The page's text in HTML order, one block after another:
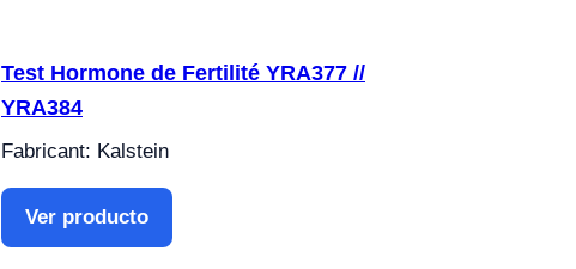
Test Hormone de Fertilité YRA377 //
YRA384
Fabricant: Kalstein
Ver producto